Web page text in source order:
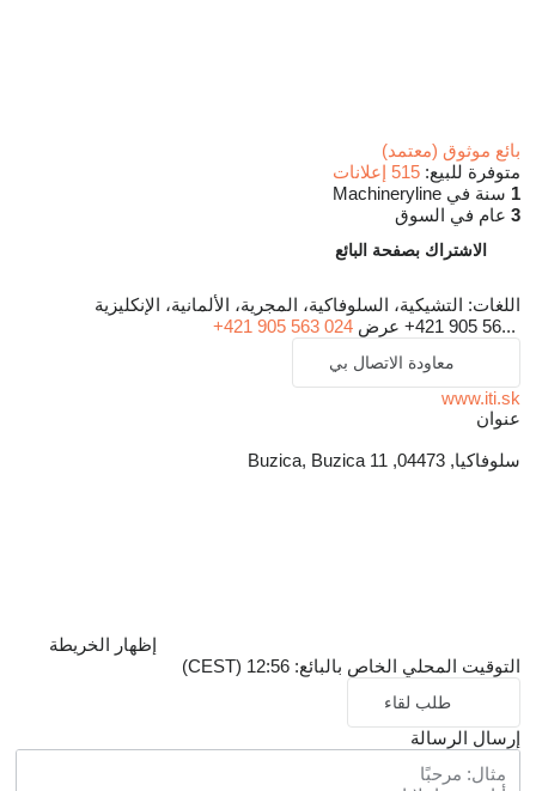
بائع موثوق (معتمد)
متوفرة للبيع: 515 إعلانات
1 سنة في Machineryline
3 عام في السوق
الاشتراك بصفحة البائع
اللغات: التشيكية، السلوفاكية، المجرية، الألمانية، الإنكليزية
+421 905 56... عرض +421 905 563 024
معاودة الاتصال بي
www.iti.sk
عنوان
سلوفاكيا, 04473, Buzica, Buzica 11
إظهار الخريطة
التوقيت المحلي الخاص بالبائع: 12:56 (CEST)
طلب لقاء
إرسال الرسالة